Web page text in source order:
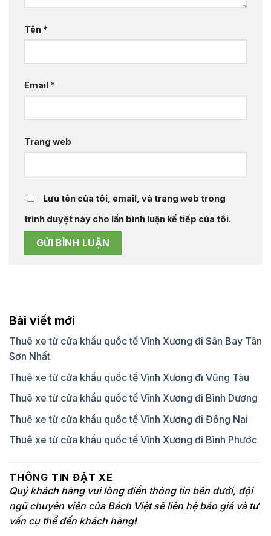
Tên *
Email *
Trang web
Lưu tên của tôi, email, và trang web trong
trình duyệt này cho lần bình luận kế tiếp của tôi.
Bài viết mới
Thuê xe từ cửa khẩu quốc tế Vĩnh Xương đi Sân Bay Tân
Sơn Nhất
Thuê xe từ cửa khẩu quốc tế Vĩnh Xương đi Vũng Tàu
Thuê xe từ cửa khẩu quốc tế Vĩnh Xương đi Bình Dương
Thuê xe từ cửa khẩu quốc tế Vĩnh Xương đi Đồng Nai
Thuê xe từ cửa khẩu quốc tế Vĩnh Xương đi Bình Phước
THÔNG TIN ĐẶT XE
Quý khách hàng vui lòng điền thông tin bên dưới, đội
ngũ chuyên viên của Bách Việt sẽ liên hệ báo giá và tư
vấn cụ thể đến khách hàng!